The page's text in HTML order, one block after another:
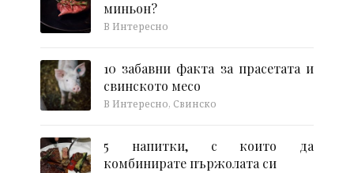
миньон?
В Интересно
10 забавни факта за прасетата и
свинското месо
В Интересно, Свинско
5 напитки, с които да
комбинирате пържолата си